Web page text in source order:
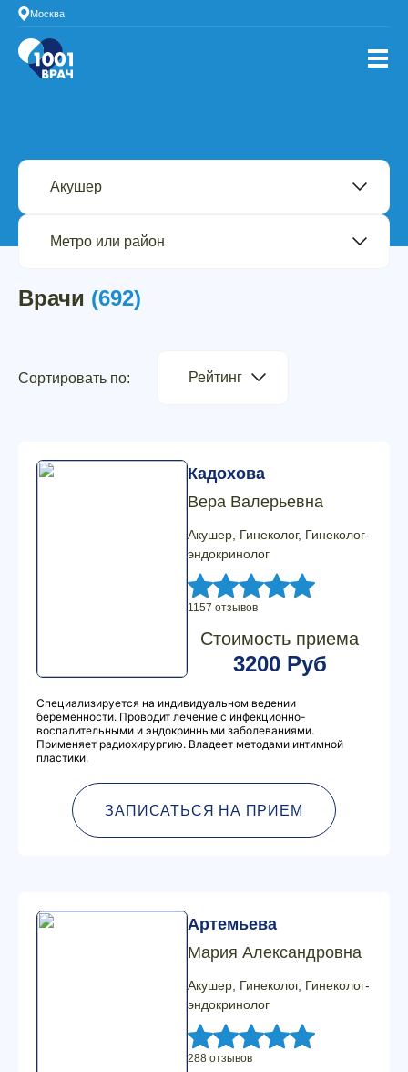
Москва
Врачи (692)
Сортировать по: Рейтинг
Кадохова
Вера Валерьевна
Акушер, Гинеколог, Гинеколог-
эндокринолог
1157 отзывов
Стоимость приема
3200 Руб
Специализируется на индивидуальном ведении
беременности. Проводит лечение с инфекционно-
воспалительными и эндокринными заболеваниями.
Применяет радиохирургию. Владеет методами интимной
пластики.
ЗАПИСАТЬСЯ НА ПРИЕМ
Артемьева
Мария Александровна
Акушер, Гинеколог, Гинеколог-
эндокринолог
288 отзывов